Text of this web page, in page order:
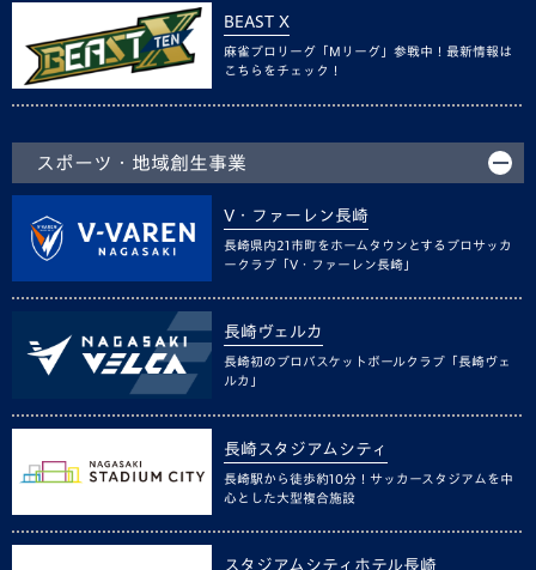
BEAST X
麻雀プロリーグ「Mリーグ」参戦中！最新情報は
こちらをチェック！
スポーツ・地域創生事業
V・ファーレン長崎
長崎県内21市町をホームタウンとするプロサッカ
ークラブ「V・ファーレン長崎」
長崎ヴェルカ
長崎初のプロバスケットボールクラブ「長崎ヴェ
ルカ」
長崎スタジアムシティ
長崎駅から徒歩約10分！サッカースタジアムを中
心とした大型複合施設
スタジアムシティホテル長崎